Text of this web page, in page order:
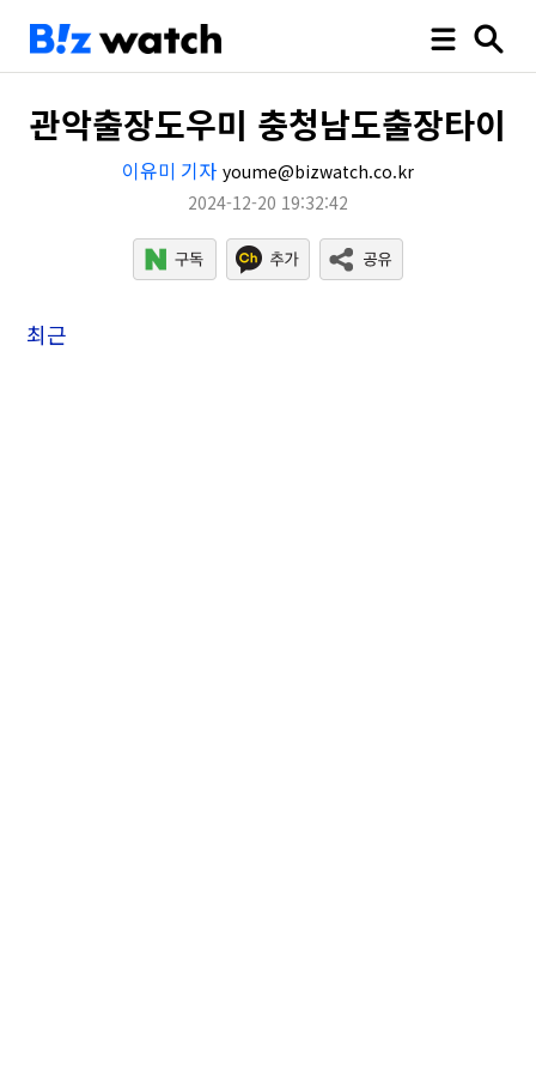
관악출장도우미 충청남도출장타이
이유미 기자 youme@bizwatch.co.kr
2024-12-20 19:32:42
최근